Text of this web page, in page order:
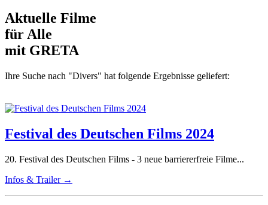
Aktuelle Filme
für Alle
mit GRETA
Ihre Suche nach "Divers" hat folgende Ergebnisse geliefert:
Festival des Deutschen Films 2024
20. Festival des Deutschen Films - 3 neue barriererfreie Filme...
Infos & Trailer →